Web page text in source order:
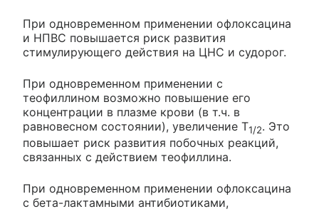
При одновременном применении офлоксацина
и НПВС повышается риск развития
стимулирующего действия на ЦНС и судорог.
При одновременном применении с
теофиллином возможно повышение его
концентрации в плазме крови (в т.ч. в
равновесном состоянии), увеличение T1/2. Это
повышает риск развития побочных реакций,
связанных с действием теофиллина.
При одновременном применении офлоксацина
с бета-лактамными антибиотиками,